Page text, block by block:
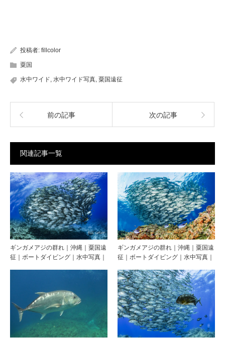
投稿者: fillcolor
粟国
水中ワイド 水中ワイド写真 粟国遠征
前の記事 次の記事
関連記事一覧
ギンガメアジの群れ｜沖縄｜粟国遠
征｜ボートダイビング｜水中写真｜
ギンガメアジの群れ｜沖縄｜粟国遠
征｜ボートダイビング｜水中写真｜